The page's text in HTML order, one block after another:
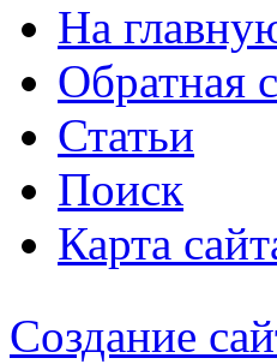
На
Обратная
Статьи
Поиск
Карта
Создание